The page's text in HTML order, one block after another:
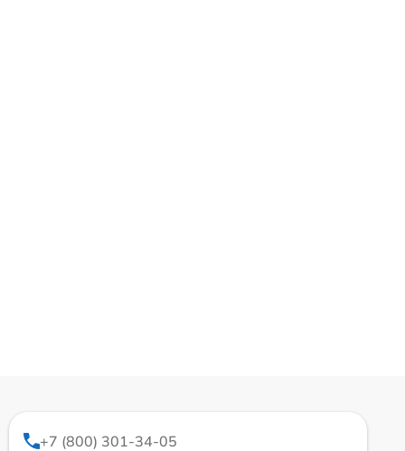
+7 (800) 301-34-05